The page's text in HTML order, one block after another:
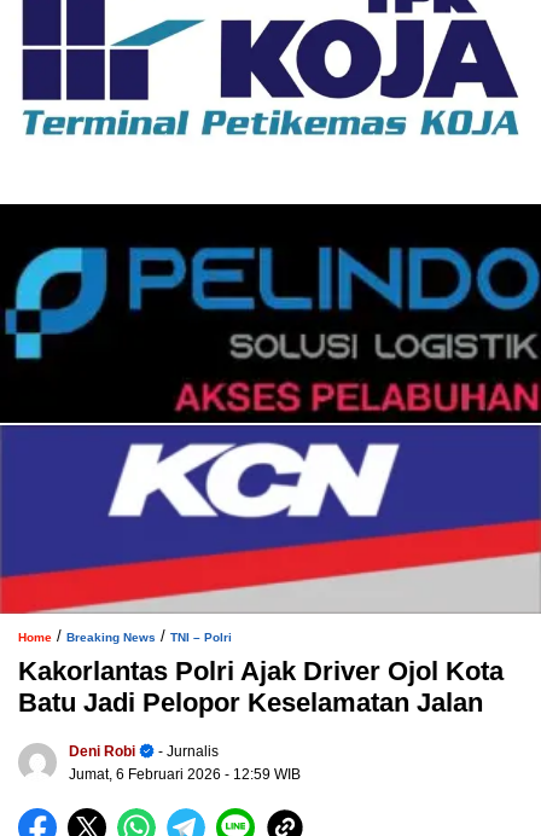
Home / Breaking News / TNI – Polri
Kakorlantas Polri Ajak Driver Ojol Kota
Batu Jadi Pelopor Keselamatan Jalan
Deni Robi
- Jurnalis
Jumat, 6 Februari 2026 - 12:59 WIB